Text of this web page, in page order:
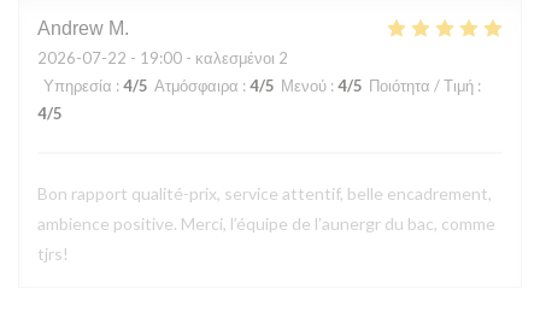
Andrew M
2026-07-22 - 19:00 - καλεσμένοι 2
Υπηρεσία : 4/5 Ατμόσφαιρα : 4/5 Μενού : 4/5 Ποιότητα / Τιμή :
4/5
Bon rapport qualité-prix, service attentif, belle encadrement,
ambience positive. Merci, l’équipe de l’aunergr du bac, comme
tjrs!